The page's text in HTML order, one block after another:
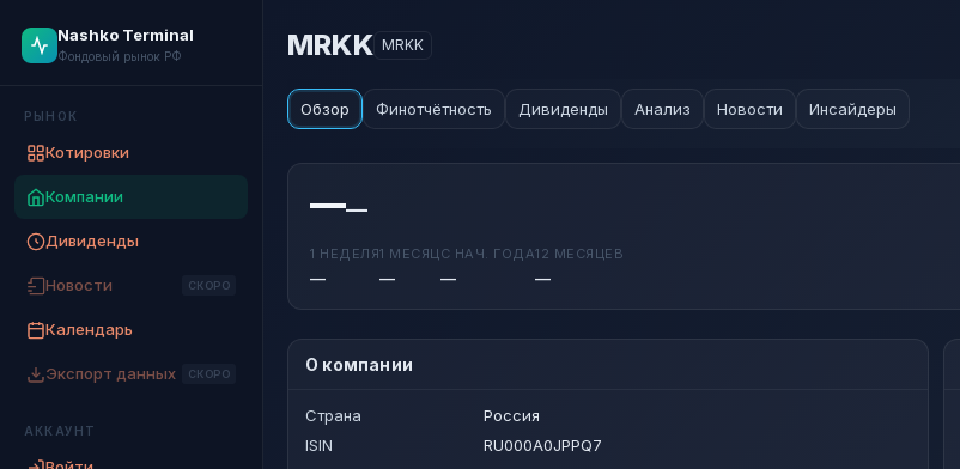
Nashko Terminal
Фондовый рынок РФ
РЫНОК
Котировки
Компании
Дивиденды
Новости СКОРО
Календарь
Экспорт данных СКОРО
АККАУНТ
MRKK MRKK
Обзор Финотчётность Дивиденды Анализ Новости Инсайдеры
——
1 НЕДЕЛЯ
—
1 МЕСЯЦ
—
С НАЧ. ГОДА
—
12 МЕСЯЦЕВ
—
О компании
Страна
Россия
ISIN
RU000A0JPPQ7